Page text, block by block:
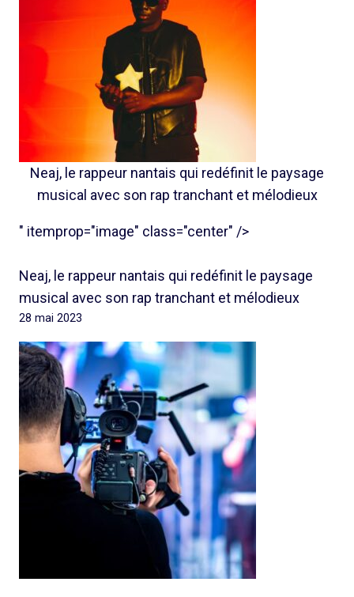
Neaj, le rappeur nantais qui redéfinit le paysage
musical avec son rap tranchant et mélodieux
" itemprop="image" class="center" />
Neaj, le rappeur nantais qui redéfinit le paysage
musical avec son rap tranchant et mélodieux
28 mai 2023